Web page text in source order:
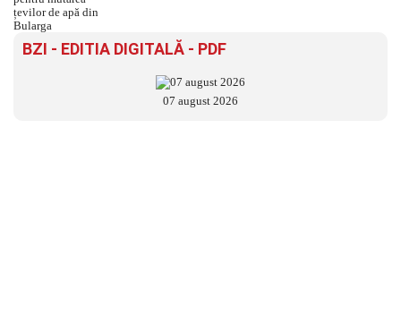
BZI - EDITIA DIGITALĂ - PDF
07 august 2026